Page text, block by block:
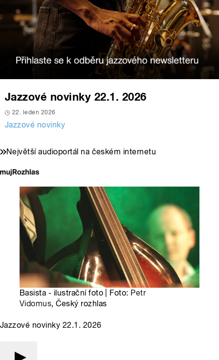
Jazzové novinky 22.1. 2026
22. leden 2026
Jazzové novinky
Největší audioportál na českém internetu
Basista - ilustrační foto | Foto: Petr
Vidomus, Český rozhlas
Jazzové novinky 22.1. 2026